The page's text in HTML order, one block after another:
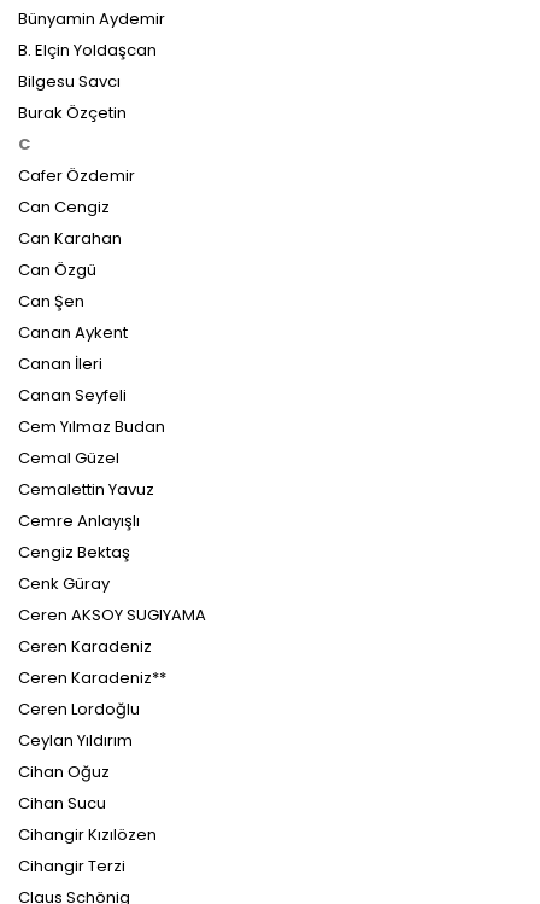
Bünyamin Aydemir
B. Elçin Yoldaşcan
Bilgesu Savcı
Burak Özçetin
C
Cafer Özdemir
Can Cengiz
Can Karahan
Can Özgü
Can Şen
Canan Aykent
Canan İleri
Canan Seyfeli
Cem Yılmaz Budan
Cemal Güzel
Cemalettin Yavuz
Cemre Anlayışlı
Cengiz Bektaş
Cenk Güray
Ceren AKSOY SUGIYAMA
Ceren Karadeniz
Ceren Karadeniz**
Ceren Lordoğlu
Ceylan Yıldırım
Cihan Oğuz
Cihan Sucu
Cihangir Kızılözen
Cihangir Terzi
Claus Schönig